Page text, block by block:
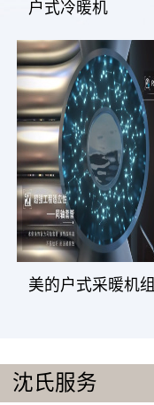
户式冷暖机
美的户式采暖机组
沈氏服务